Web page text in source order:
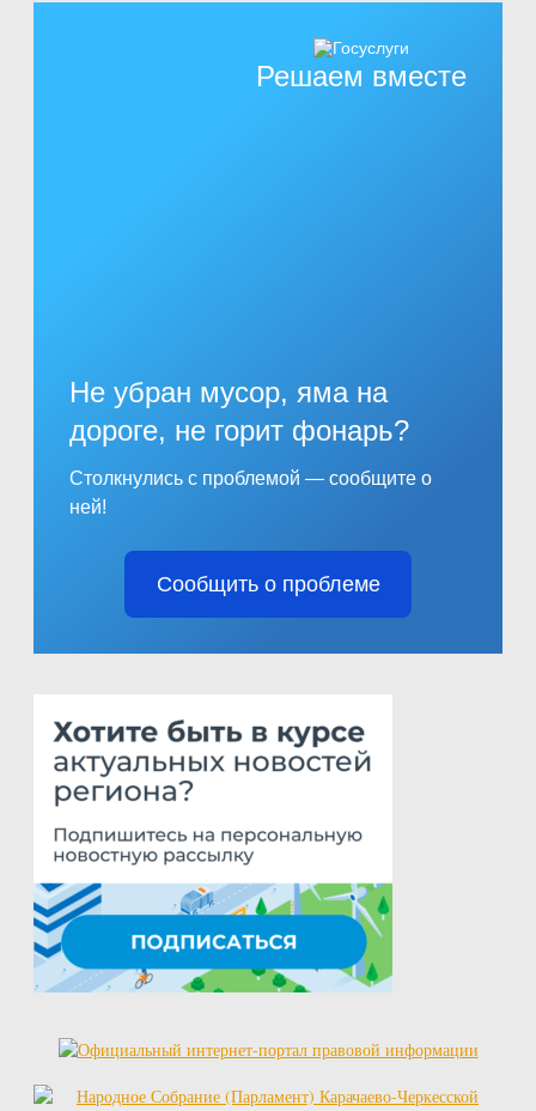
Решаем вместе
Не убран мусор, яма на
дороге, не горит фонарь?
Столкнулись с проблемой — сообщите о
ней!
Сообщить о проблеме